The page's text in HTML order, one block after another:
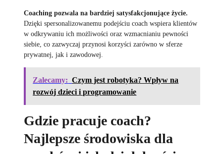
Coaching pozwala na bardziej satysfakcjonujące życie.
Dzięki spersonalizowanemu podejściu coach wspiera klientów
w odkrywaniu ich możliwości oraz wzmacnianiu pewności
siebie, co zazwyczaj przynosi korzyści zarówno w sferze
prywatnej, jak i zawodowej.
Zalecamy: Czym jest robotyka? Wpływ na
rozwój dzieci i programowanie
Gdzie pracuje coach?
Najlepsze środowiska dla